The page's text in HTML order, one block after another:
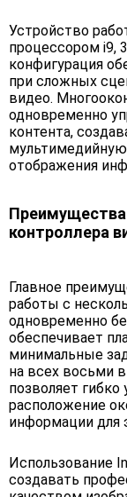
Устройство
процессором i9,
конфигурация
при сложных
видео.
одновременно
контента,
отображения
Преимущества
контроллера
Главное
работы с
одновременно
обеспечивает
минимальные
на всех восьми
позволяет
расположение
информации для
Использование
создавать